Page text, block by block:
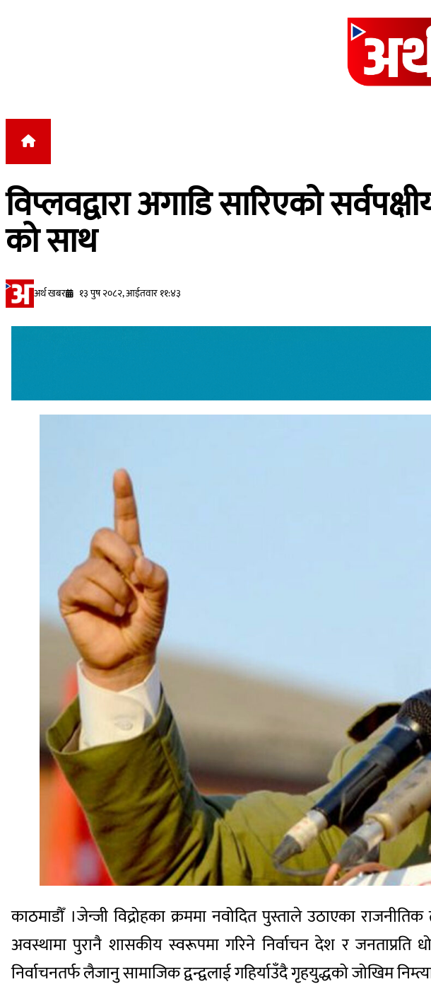
विप्लवद्वारा अगाडि सारिएको
को साथ
अर्थ खबर १३ पुष २०८२, आईतवार ११:४३
काठमाडौँ ।जेन्जी विद्रोहका क्रममा नवोदित पुस्ताले उठाएका
अवस्थामा पुरानै शासकीय स्वरूपमा गरिने निर्वाचन देश र
निर्वाचनतर्फ लैजानु सामाजिक द्वन्द्वलाई गहिर्याउँदै गृहयुद्धको जोखिम